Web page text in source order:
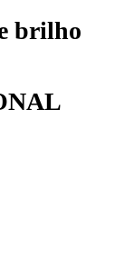
brilho